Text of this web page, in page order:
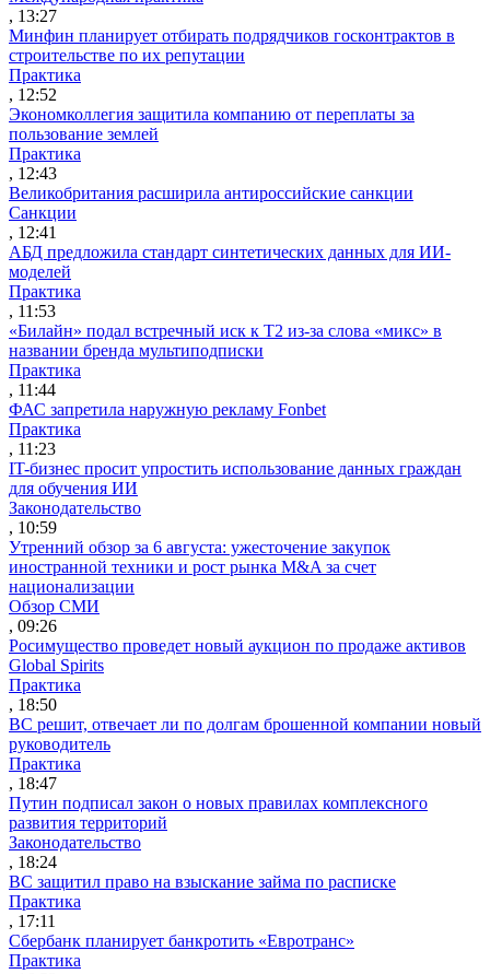
, 13:27
Минфин планирует отбирать подрядчиков госконтрактов в
строительстве по их репутации
Практика
, 12:52
Экономколлегия защитила компанию от переплаты за
пользование землей
Практика
, 12:43
Великобритания расширила антироссийские санкции
Санкции
, 12:41
АБД предложила стандарт синтетических данных для ИИ-
моделей
Практика
, 11:53
«Билайн» подал встречный иск к Т2 из-за слова «микс» в
названии бренда мультиподписки
Практика
, 11:44
ФАС запретила наружную рекламу Fonbet
Практика
, 11:23
IT-бизнес просит упростить использование данных граждан
для обучения ИИ
Законодательство
, 10:59
Утренний обзор за 6 августа: ужесточение закупок
иностранной техники и рост рынка M&A за счет
национализации
Обзор СМИ
, 09:26
Росимущество проведет новый аукцион по продаже активов
Global Spirits
Практика
, 18:50
ВС решит, отвечает ли по долгам брошенной компании новый
руководитель
Практика
, 18:47
Путин подписал закон о новых правилах комплексного
развития территорий
Законодательство
, 18:24
ВС защитил право на взыскание займа по расписке
Практика
, 17:11
Сбербанк планирует банкротить «Евротранс»
Практика